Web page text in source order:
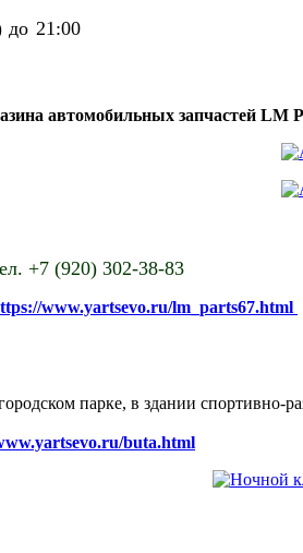
до 21:00
автомобильных запчастей LM
+7 (920) 302-38-83
www.yartsevo.ru/lm_parts67.html
парке, в здании спортивно-
buta.html